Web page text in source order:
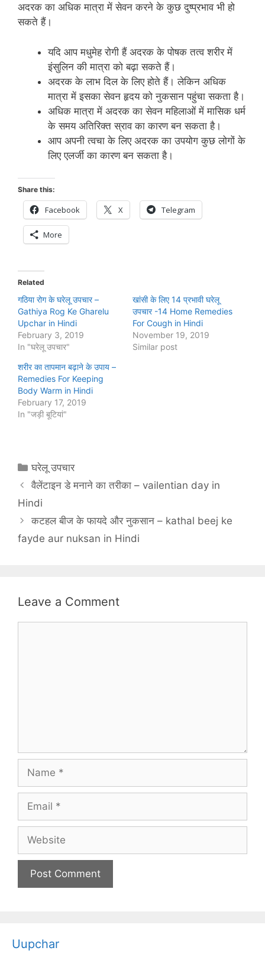
अदरक का अधिक मात्रा में सेवन करने के कुछ दुष्‍प्रभाव भी हो
सकते हैं।
यदि आप मधुमेह रोगी हैं अदरक के पोषक तत्‍व शरीर में
इंसुलिन की मात्रा को बढ़ा सकते हैं।
अदरक के लाभ दिल के लिए होते हैं। लेकिन अधिक
मात्रा में इसका सेवन हृदय को नुकसान पहुंचा सकता है।
अधिक मात्रा में अदरक का सेवन महिलाओं में मासिक धर्म
के समय अतिरिक्‍त स्राव का कारण बन सकता है।
आप अपनी त्‍वचा के लिए अदरक का उपयोग कुछ लोगों के
लिए एलर्जी का कारण बन सकता है।
Share this:
Facebook X Telegram
More
Related
गठिया रोग के घरेलू उपचार –
Gathiya Rog Ke Gharelu
Upchar in Hindi
February 3, 2019
In "घरेलू उपचार"
खांसी के लिए 14 प्रभावी घरेलू
उपचार -14 Home Remedies
For Cough in Hindi
November 19, 2019
Similar post
शरीर का तापमान बढ़ाने के उपाय –
Remedies For Keeping
Body Warm in Hindi
February 17, 2019
In "जड़ी बूटियां"
Categories
घरेलू उपचार
वैलेंटाइन डे मनाने का तरीका – vailentian day in
Hindi
कटहल बीज के फायदे और नुकसान – kathal beej ke
fayde aur nuksan in Hindi
Leave a Comment
Name
Email
Website
Uupchar